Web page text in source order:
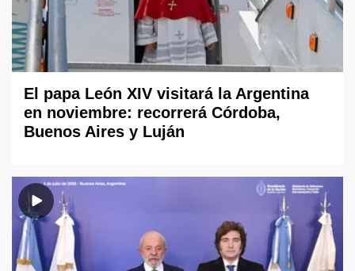
El papa León XIV visitará la Argentina
en noviembre: recorrerá Córdoba,
Buenos Aires y Luján